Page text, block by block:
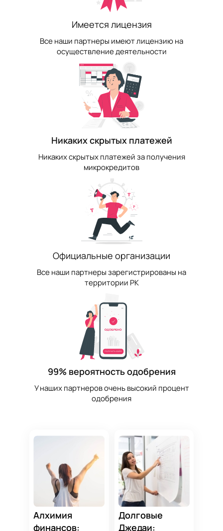
Имеется лицензия
Все наши партнеры имеют лицензию на
осуществление деятельности
Никаких скрытых платежей
Никаких скрытых платежей за получения
микрокредитов
Официальные организации
Все наши партнеры зарегистрированы на
территории РК
99% вероятность одобрения
У наших партнеров очень высокий процент
одобрения
Алхимия
финансов:
Долговые
Джедаи: